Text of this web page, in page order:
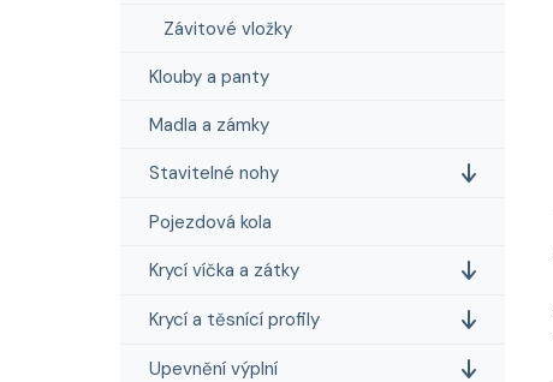
Závitové vložky
Klouby a panty
Madla a zámky
Stavitelné nohy
Pojezdová kola
Krycí víčka a zátky
Krycí a těsnící profily
Upevnění výplní